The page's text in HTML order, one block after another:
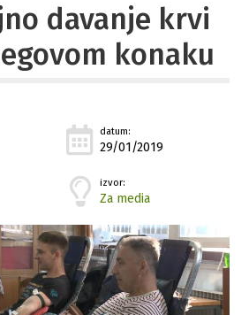
davanje krvi
konaku
datum:
29/01/2019
izvor:
Za media